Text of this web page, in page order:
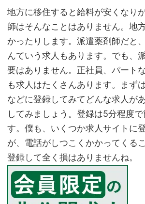
地方に移住すると給料が安くなり
師はそんなことはありません。地
かったりします。派遣薬剤師だと
んていう求人もあります。でも、
要はありません。正社員、パート
も求人はたくさんあります。まず
などに登録してみてどんな求人が
してみましょう。登録は5分程度で
す。僕も、いくつか求人サイトに
が、電話がしつこくかかってくる
登録して全く損はありませんね。